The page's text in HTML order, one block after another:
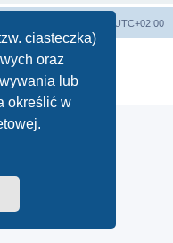
ciasteczka)
oraz
lub
określić w
UTC+02:00
© phpBB Limited
|Regulamin